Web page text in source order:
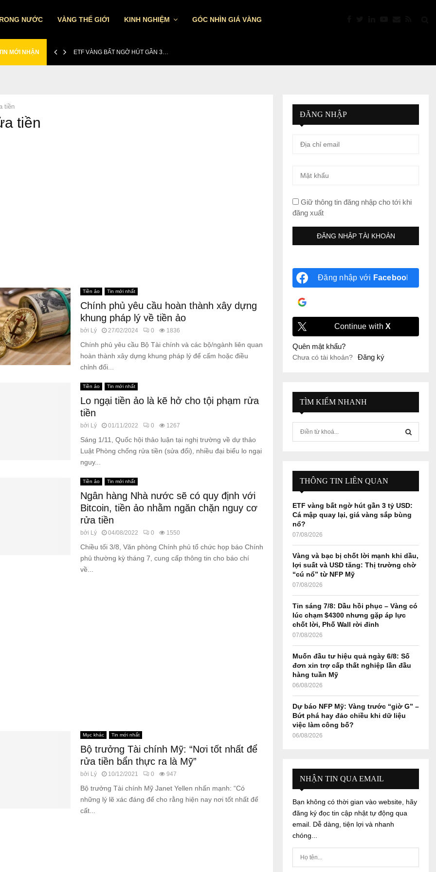
NƯỚC VÀNG THẾ GIỚI KINH NGHIỆM GÓC NHÌN GIÁ VÀNG
MỚI NHẬN ETF VÀNG BẤT NGỜ HÚT GẦN 3…
tiền
tiền
Tiền ảo Tin mới nhất
Chính phủ yêu cầu hoàn thành xây dựng
khung pháp lý về tiền ảo
bởi Lý 27/02/2024 0 1836
Chính phủ yêu cầu Bộ Tài chính và các bộ/ngành liên quan
hoàn thành xây dựng khung pháp lý để cấm hoặc điều
chỉnh đối...
Tiền ảo Tin mới nhất
Lo ngại tiền ảo là kẽ hở cho tội phạm rửa
tiền
bởi Lý 01/11/2022 0 1267
Sáng 1/11, Quốc hội thảo luận tại nghị trường về dự thảo
Luật Phòng chống rửa tiền (sửa đổi), nhiều đại biểu lo ngại
nguy...
Tiền ảo Tin mới nhất
Ngân hàng Nhà nước sẽ có quy định với
Bitcoin, tiền ảo nhằm ngăn chặn nguy cơ
rửa tiền
bởi Lý 04/08/2022 0 1550
Chiều tối 3/8, Văn phòng Chính phủ tổ chức họp báo Chính
phủ thường kỳ tháng 7, cung cấp thông tin cho báo chí
về...
Mục khác Tin mới nhất
Bộ trưởng Tài chính Mỹ: “Nơi tốt nhất để
rửa tiền bẩn thực ra là Mỹ”
bởi Lý 10/12/2021 0 947
Bộ trưởng Tài chính Mỹ Janet Yellen nhấn mạnh: “Có
những lý lẽ xác đáng để cho rằng hiện nay nơi tốt nhất để
cất...
ĐĂNG NHẬP
Giữ thông tin đăng nhập cho tới khi
đăng xuất
Đăng nhập với Facebook
Continue withX
Quên mật khẩu?
Chưa có tài khoản? Đăng ký
TÌM KIẾM NHANH
r
:
E
A
R
THÔNG TIN LIÊN QUAN
ETF vàng bất ngờ hút gần 3 tỷ USD:
Cá mập quay lại, giá vàng sắp bùng
nổ?
07/08/2026
Vàng và bạc bị chốt lời mạnh khi dầu,
lợi suất và USD tăng: Thị trường chờ
“cú nổ” từ NFP Mỹ
07/08/2026
Tin sáng 7/8: Dầu hồi phục – Vàng có
lúc chạm $4300 nhưng gặp áp lực
chốt lời, Phố Wall rời đỉnh
07/08/2026
Muốn đầu tư hiệu quả ngày 6/8: Số
đơn xin trợ cấp thất nghiệp lần đầu
hàng tuần Mỹ
06/08/2026
Dự báo NFP Mỹ: Vàng trước “giờ G” –
Bứt phá hay đảo chiều khi dữ liệu
việc làm công bố?
06/08/2026
NHẬN TIN QUA EMAIL
Bạn không có thời gian vào website, hãy
đăng ký đọc tin cập nhật tự động qua
email. Dễ dàng, tiện lợi và nhanh
chóng...